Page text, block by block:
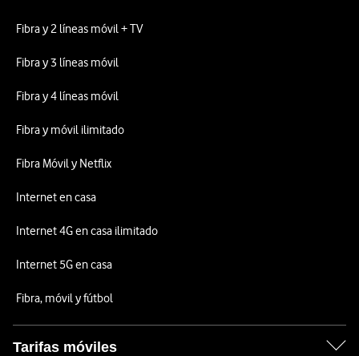
Fibra y 2 líneas móvil + TV
Fibra y 3 líneas móvil
Fibra y 4 líneas móvil
Fibra y móvil ilimitado
Fibra Móvil y Netflix
Internet en casa
Internet 4G en casa ilimitado
Internet 5G en casa
Fibra, móvil y fútbol
Tarifas móviles